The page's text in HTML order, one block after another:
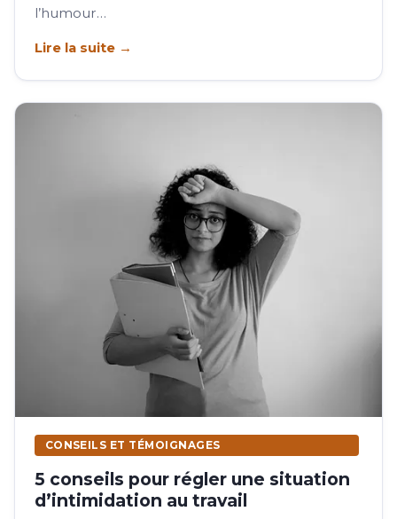
l’humour…
Lire la suite →
CONSEILS ET TÉMOIGNAGES
5 conseils pour régler une situation
d’intimidation au travail